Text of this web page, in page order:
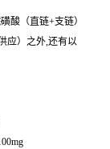
酸（直链+支链）
应）之外,还有以